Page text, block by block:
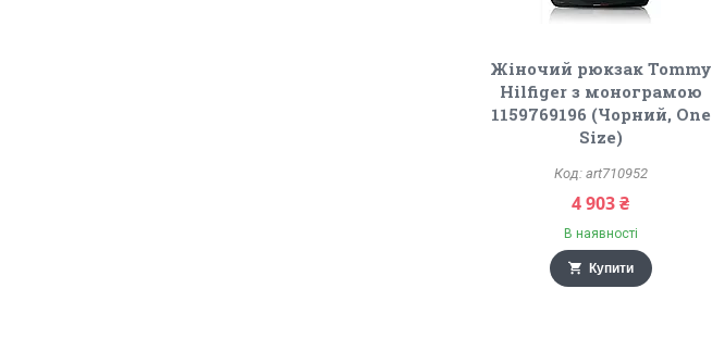
Жіночий рюкзак Tommy
Hilfiger з монограмою
1159769196 (Чорний, One
Size)
art710952
4 903 ₴
В наявності
Купити